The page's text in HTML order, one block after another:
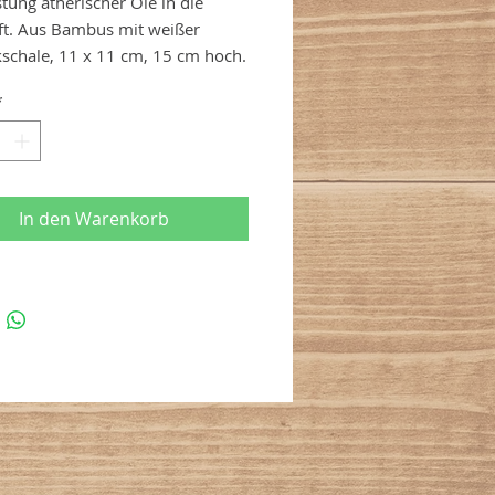
Aus Bambus mit weißer
11 x 11 cm, 15 cm hoch.
In den Warenkorb